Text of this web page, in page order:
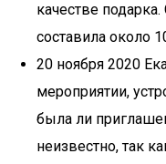
качестве
составила около
20 ноября 2020
мероприятии,
была ли
неизвестно, так